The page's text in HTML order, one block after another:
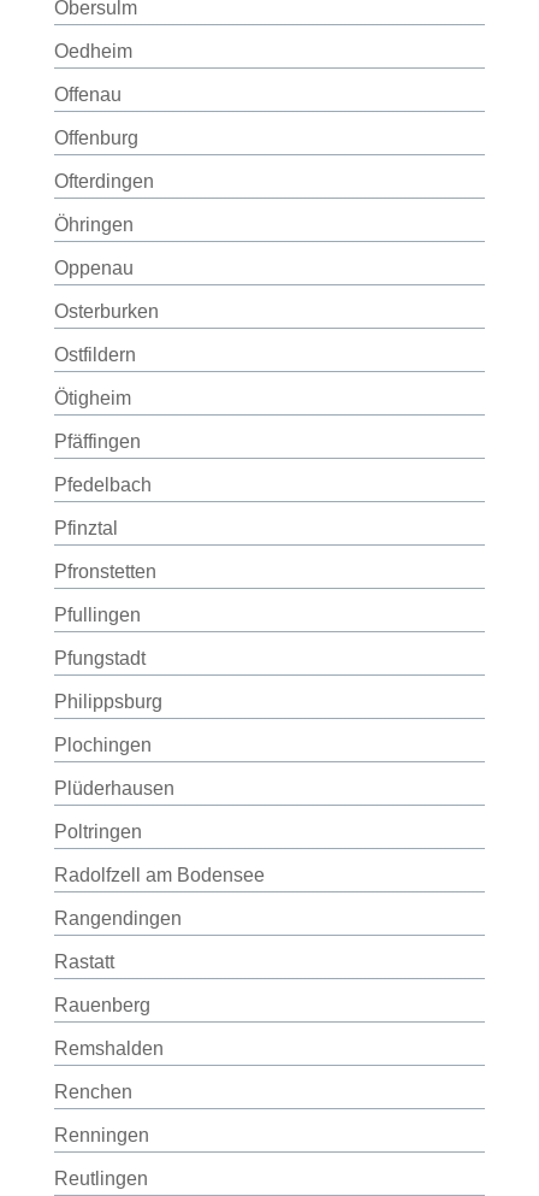
Obersulm
Oedheim
Offenau
Offenburg
Ofterdingen
Öhringen
Oppenau
Osterburken
Ostfildern
Ötigheim
Pfäffingen
Pfedelbach
Pfinztal
Pfronstetten
Pfullingen
Pfungstadt
Philippsburg
Plochingen
Plüderhausen
Poltringen
Radolfzell am Bodensee
Rangendingen
Rastatt
Rauenberg
Remshalden
Renchen
Renningen
Reutlingen